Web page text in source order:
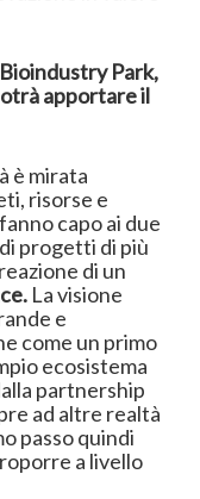
Park,
apportare il
è mirata
risorse e
capo ai due
progetti di più
di un
La visione
e
come un primo
ecosistema
partnership
ad altre realtà
passo quindi
a livello